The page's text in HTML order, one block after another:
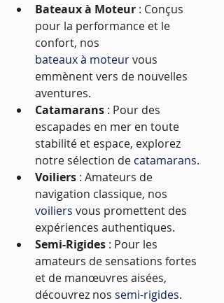
Bateaux à Moteur : Conçus
pour la performance et le
confort, nos
bateaux à moteur vous
emmènent vers de nouvelles
aventures.
Catamarans : Pour des
escapades en mer en toute
stabilité et espace, explorez
notre sélection de catamarans.
Voiliers : Amateurs de
navigation classique, nos
voiliers vous promettent des
expériences authentiques.
Semi-Rigides : Pour les
amateurs de sensations fortes
et de manœuvres aisées,
découvrez nos semi-rigides.